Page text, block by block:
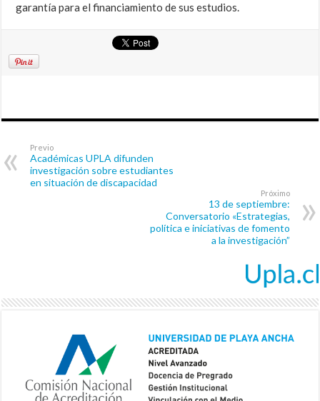
garantía para el financiamiento de sus estudios.
Previo
Académicas UPLA difunden
investigación sobre estudiantes
en situación de discapacidad
Próximo
13 de septiembre:
Conversatorio «Estrategias,
política e iniciativas de fomento
a la investigación”